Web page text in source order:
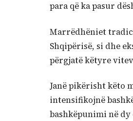
para që ka pasur
Marrëdhëniet
Shqipërisë, si dhe
përgjatë këtyre
Janë pikërisht këto
intensifikojnë
bashkëpunimi në